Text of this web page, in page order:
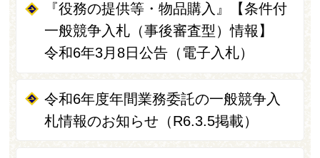
『役務の提供等・物品購入』【条件付
一般競争入札（事後審査型）情報】
令和6年3月8日公告（電子入札）
令和6年度年間業務委託の一般競争入
札情報のお知らせ（R6.3.5掲載）